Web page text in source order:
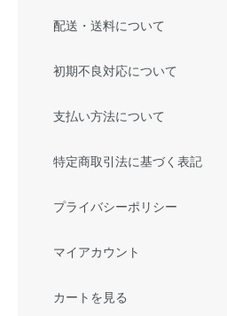
配送・送料について
初期不良対応について
支払い方法について
特定商取引法に基づく表記
プライバシーポリシー
マイアカウント
カートを見る